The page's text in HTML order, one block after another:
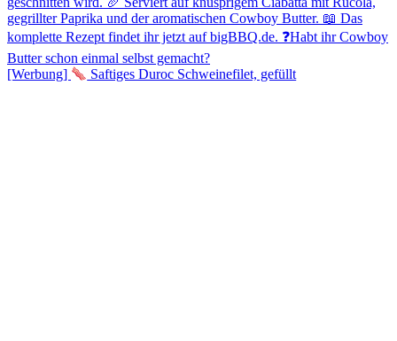
[Werbung] Saftiges Duroc Schweinefilet, gefüllt